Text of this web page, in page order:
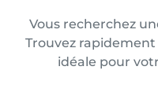
Vous recherchez
Trouvez
idéale pour